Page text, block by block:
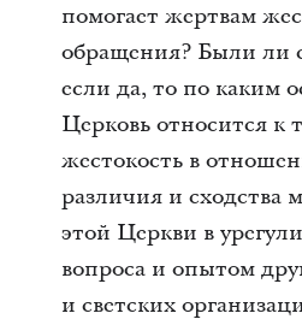
помогает жертвам
обращения? Были ли
если да, то по каким
Церковь относится к
жестокость в
различия и сходства
этой Церкви в
вопроса и опытом
и светских